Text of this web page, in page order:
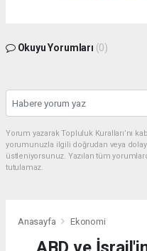
Okuyu Yorumları (0)
Yorum yazarak Topluluk Kuralları’nı
yorumunuzla ilgili doğrudan veya
üstleniyorsunuz. Yazılan tüm
tutulamaz.
Anasayfa Ekonomi